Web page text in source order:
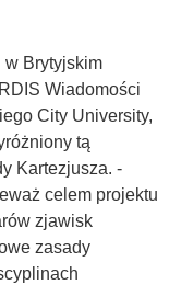
w Brytyjskim
Wiadomości
City University,
tą
Kartezjusza. -
celem projektu
zjawisk
zasady